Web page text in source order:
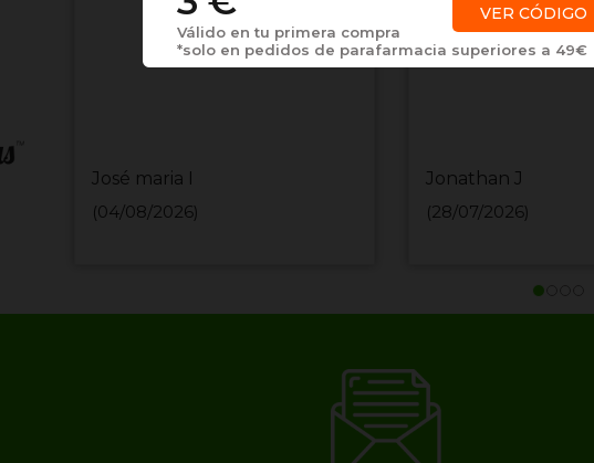
José maria I
(04/08/2026)
Jonathan J
(28/07/2026)
VER CÓDIGO
Válido en tu primera compra
*solo en pedidos de parafarmacia superiores a 49€